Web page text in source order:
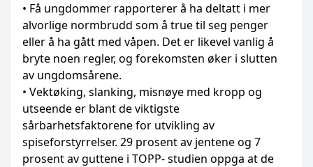
• Få ungdommer rapporterer å ha deltatt i mer
alvorlige normbrudd som å true til seg penger
eller å ha gått med våpen. Det er likevel vanlig å
bryte noen regler, og forekomsten øker i slutten
av ungdomsårene.
• Vektøking, slanking, misnøye med kropp og
utseende er blant de viktigste
sårbarhetsfaktorene for utvikling av
spiseforstyrrelser. 29 prosent av jentene og 7
prosent av guttene i TOPP- studien oppga at de